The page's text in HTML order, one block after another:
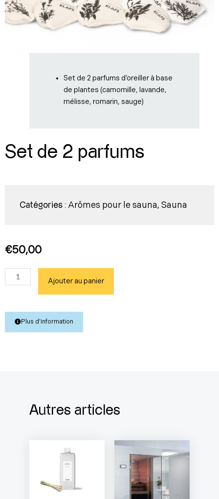
Set de 2 parfums
Catégories : Arômes pour le sauna, Sauna
€50,00
quantité
de
parfums
Ajouter au panier
Plus d'information
Set de 2 parfums d’oreiller à base
de plantes (camomille, lavande,
mélisse, romarin, sauge)
Autres articles